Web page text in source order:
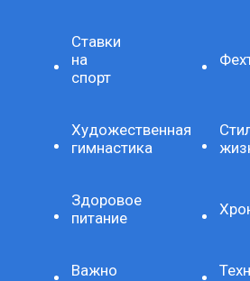
Ставки
на
спорт
Художественная
гимнастика
Здоровое
питание
Важно